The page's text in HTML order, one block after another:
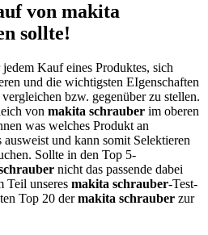
von makita
sollte!
Kauf eines Produktes, sich
und die wichtigsten EIgenschaften
bzw. gegenüber zu stellen.
von makita schrauber im oberen
was welches Produkt an
ausweist und kann somit Selektieren
Sollte in den Top 5-
nicht das passende dabei
Teil unseres makita schrauber-Test-
Top 20 dermakita schrauber zur